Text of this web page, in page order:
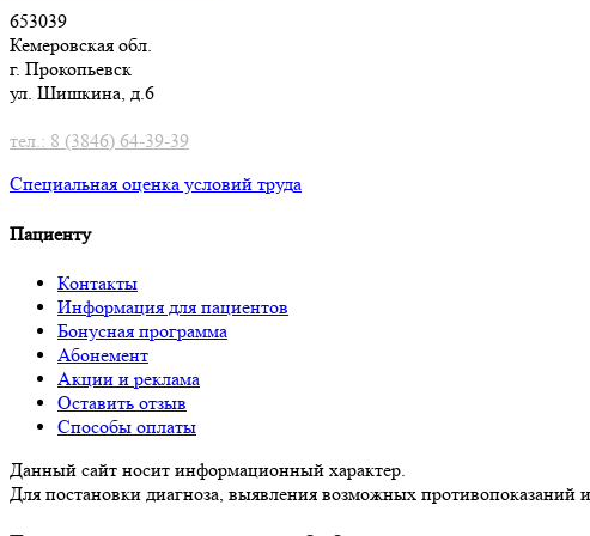
653039
Кемеровская обл.
г. Прокопьевск
ул. Шишкина, д.6
тел.: 8 (3846) 64-39-39
Специальная оценка условий труда
Пациенту
Контакты
Информация для пациентов
Бонусная программа
Абонемент
Акции и реклама
Оставить отзыв
Способы оплаты
Данный сайт носит информационный характер.
Для постановки диагноза, выявления возможных противопоказаний